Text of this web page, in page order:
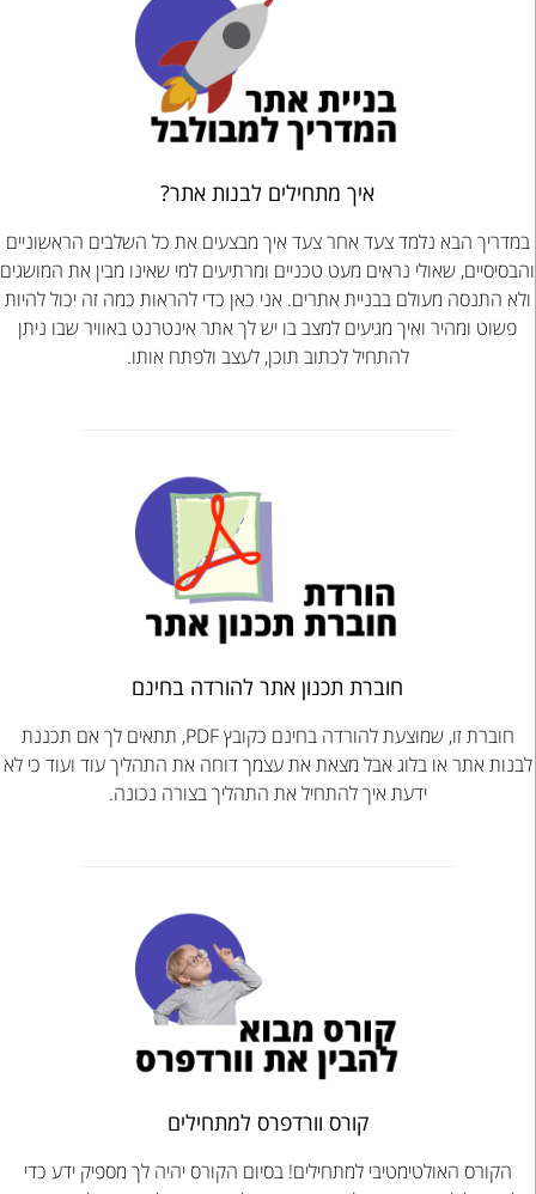
איך מתחילים לבנות אתר?
במדריך הבא נלמד צעד אחר צעד איך מבצעים את כל השלבים הראשוניים
והבסיסיים, שאולי נראים מעט טכניים ומרתיעים למי שאינו מבין את המושגים
ולא התנסה מעולם בבניית אתרים. אני כאן כדי להראות כמה זה יכול להיות
פשוט ומהיר ואיך מגיעים למצב בו יש לך אתר אינטרנט באוויר שבו ניתן
להתחיל לכתוב תוכן, לעצב ולפתח אותו.
חוברת תכנון אתר להורדה בחינם
חוברת זו, שמוצעת להורדה בחינם כקובץ PDF, תתאים לך אם תכננת
לבנות אתר או בלוג אבל מצאת את עצמך דוחה את התהליך עוד ועוד כי לא
ידעת איך להתחיל את התהליך בצורה נכונה.
קורס וורדפרס למתחילים
הקורס האולטימטיבי למתחילים! בסיום הקורס יהיה לך מספיק ידע כדי